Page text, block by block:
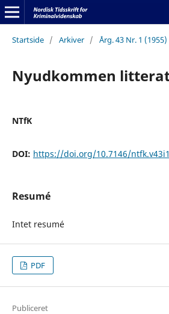
Startside / Arkiver / Årg. 43 Nr. 1 (1955)
Nyudkommen
NTfK
DOI: https://doi.org/10.7146/
Resumé
Intet resumé
PDF
Publiceret